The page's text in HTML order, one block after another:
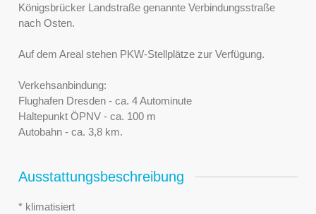
Königsbrücker Landstraße genannte Verbindungsstraße
nach Osten.
Auf dem Areal stehen PKW-Stellplätze zur Verfügung.
Verkehsanbindung:
Flughafen Dresden - ca. 4 Autominute
Haltepunkt ÖPNV - ca. 100 m
Autobahn - ca. 3,8 km.
Ausstattungsbeschreibung
* klimatisiert